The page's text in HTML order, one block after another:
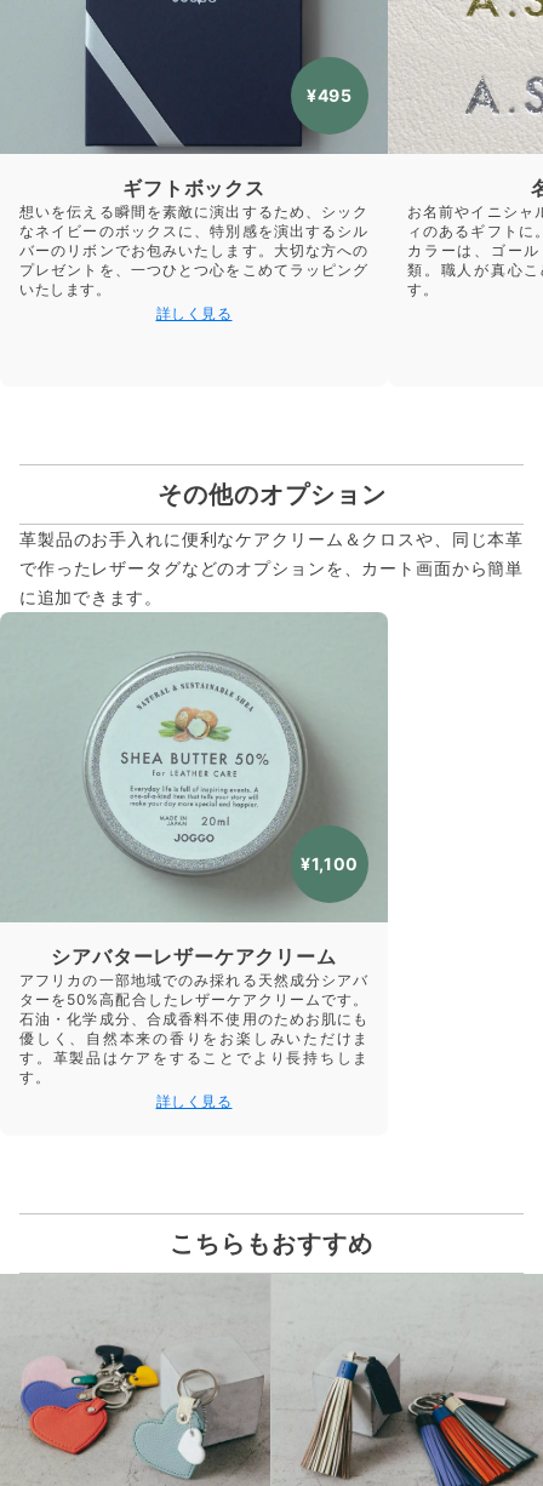
¥495
ギフトボックス
想いを伝える瞬間を素敵に演出するため、シック
なネイビーのボックスに、特別感を演出するシル
バーのリボンでお包みいたします。大切な方への
プレゼントを、一つひとつ心をこめてラッピング
いたします。
詳しく見る
お名前やイニシャ
ィのあるギフトに
カラーは、ゴー
類。職人が真心
す。
その他のオプション
革製品のお手入れに便利なケアクリーム＆クロスや、同じ本革
で作ったレザータグなどのオプションを、カート画面から簡単
に追加できます。
¥1,100
シアバターレザーケアクリーム
アフリカの一部地域でのみ採れる天然成分シアバ
ターを50%高配合したレザーケアクリームです。
石油・化学成分、合成香料不使用のためお肌にも
優しく、自然本来の香りをお楽しみいただけま
す。革製品はケアをすることでより長持ちしま
す。
詳しく見る
こちらもおすすめ